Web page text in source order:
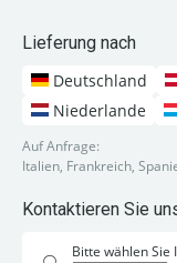
Lieferung nach
Deutschland
Niederlande
Auf Anfrage:
Italien, Frankreich,
Kontaktieren Sie
Bitte wählen Sie